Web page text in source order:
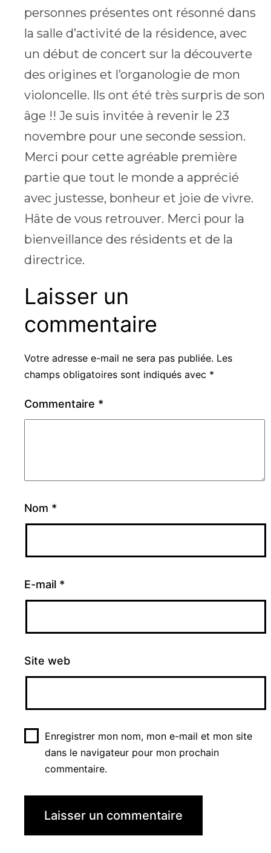
personnes présentes ont résonné dans
la salle d’activité de la résidence, avec
un début de concert sur la découverte
des origines et l’organologie de mon
violoncelle. Ils ont été très surpris de son
âge !! Je suis invitée à revenir le 23
novembre pour une seconde session.
Merci pour cette agréable première
partie que tout le monde a apprécié
avec justesse, bonheur et joie de vivre.
Hâte de vous retrouver. Merci pour la
bienveillance des résidents et de la
directrice.
Laisser un
commentaire
Votre adresse e-mail ne sera pas publiée. Les
champs obligatoires sont indiqués avec *
Commentaire *
Nom *
E-mail *
Site web
Enregistrer mon nom, mon e-mail et mon site
dans le navigateur pour mon prochain
commentaire.